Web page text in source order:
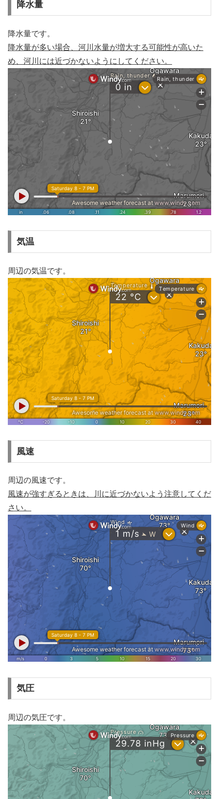
降水量
降水量です。
降水量が多い場合、河川水量が増大する可能性が高いた
め、河川には近づかないようにしてください。
気温
周辺の気温です。
風速
周辺の風速です。
風速が強すぎるときは、川に近づかないよう注意してくだ
さい。
気圧
周辺の気圧です。